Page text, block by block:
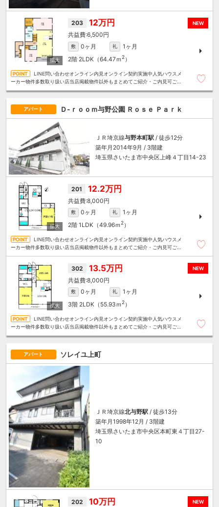
NEW
203 12万円
6,500円
敷 0ヶ月 礼
1ヶ月
2階 2LDK（64.47ｍ 2）
LINE問い合わせオンライン内見オンライン契約実施中人気ハウスメ
ーカー物件多数取り扱い店当店掲載物件以外もまとめてご紹介・ご内見可ご予
アパート Ｄ-ｒｏｏｍ与野公園 Ｒｏｓｅ Ｐａｒｋ
ＪＲ埼京線与野本町駅 / 徒歩12分
築年月2014年9月 / 3階建
埼玉県さいたま市中央区上峰４丁目14-23
201 12.2万円
8,000円
敷 0ヶ月 礼
1ヶ月
2階 1LDK（49.96ｍ 2）
LINE問い合わせオンライン内見オンライン契約実施中人気ハウスメ
ーカー物件多数取り扱い店当店掲載物件以外もまとめてご紹介・ご内見可ご予
NEW
302 13.5万円
8,000円
敷 0ヶ月 礼
1ヶ月
3階 2LDK（55.93ｍ 2）
LINE問い合わせオンライン内見オンライン契約実施中人気ハウスメ
ーカー物件多数取り扱い店当店掲載物件以外もまとめてご紹介・ご内見可ご予
アパート ソレイユ上町
ＪＲ埼京線北与野駅 / 徒歩13分
築年月1998年12月 / 3階建
埼玉県さいたま市中央区本町東４丁目27-
10
NEW
202 10万円